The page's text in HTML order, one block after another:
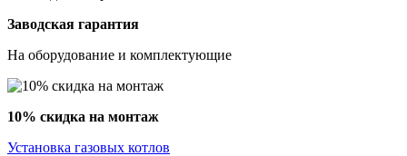
Заводская гарантия
На оборудование и комплектующие
10% скидка на монтаж
Установка газовых котлов